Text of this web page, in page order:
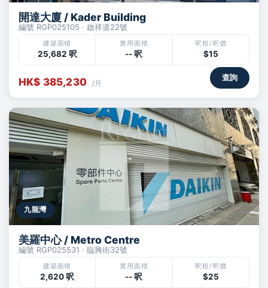
開達大廈 / Kader Building
編號 RGP025105 · 啟祥道22號
建築面積
25,682 呎
實用面積
-- 呎
呎租/呎價
$15
HK$ 385,230 /月
查詢
九龍灣
美羅中心 / Metro Centre
編號 RGP025531 · 臨興街32號
建築面積
2,620 呎
實用面積
-- 呎
呎租/呎價
$25